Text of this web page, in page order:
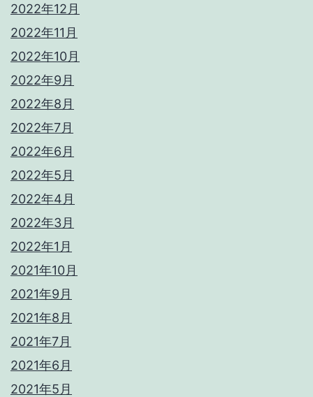
2022年12月
2022年11月
2022年10月
2022年9月
2022年8月
2022年7月
2022年6月
2022年5月
2022年4月
2022年3月
2022年1月
2021年10月
2021年9月
2021年8月
2021年7月
2021年6月
2021年5月